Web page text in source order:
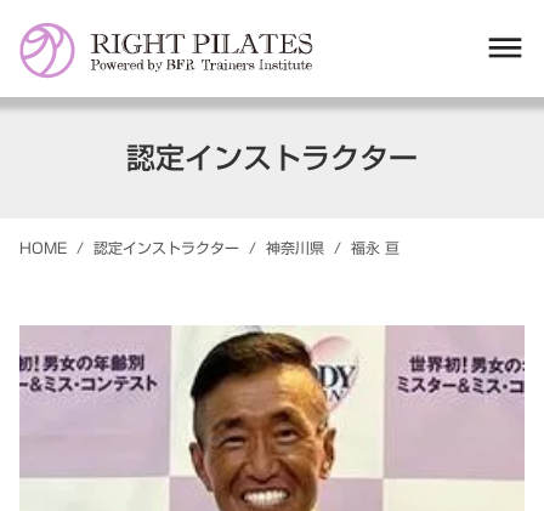
認定インストラクター
HOME / 認定インストラクター / 神奈川県 / 福永亘
dehaze